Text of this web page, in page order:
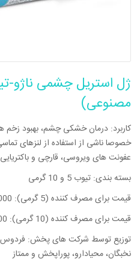
ژل استریل چشمی ناژو-
مصنوعی)
کاربرد: درمان خشکی چشم، بهبود
خصوصا ناشی از استفاده از لنزهای
عفونت های ویروسی، قارچی و
بسته بندی: تیوب 5 و 10 گرمی
قیمت برای مصرف کننده (5 گرمی): 664,000 ریال
قیمت برای مصرف کننده (10 گرمی): 866,000 ریال
توزیع توسط شرکت های پخش:
نخبگان، محیادارو، پوراپخش و ممتاز